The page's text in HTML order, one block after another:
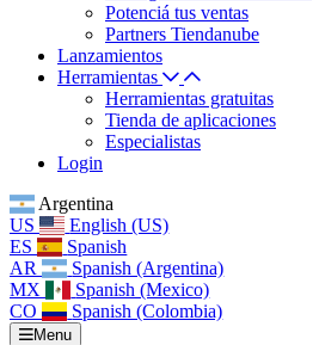
Potenciá tus ventas
Partners Tiendanube
Lanzamientos
Herramientas
Herramientas gratuitas
Tienda de aplicaciones
Especialistas
Login
Argentina
US
English (US)
ES
Spanish
AR
Spanish (Argentina)
MX
Spanish (Mexico)
CO
Spanish (Colombia)
Menu